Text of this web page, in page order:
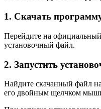
1. Скачать
Перейдите на
установочный файл.
2. Запустить
Найдите скачанный файл
его двойным щелчком